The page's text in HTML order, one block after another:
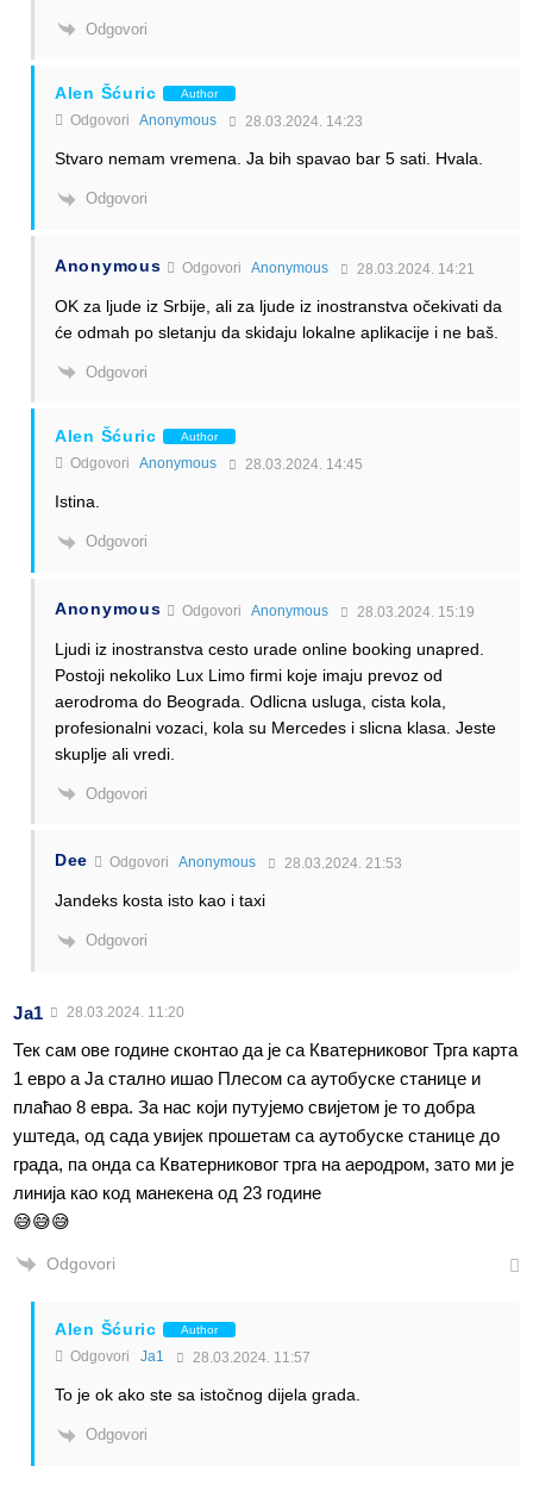
Odgovori
Alen Šćuric Author
Odgovori Anonymous 28.03.2024. 14:23
Stvaro nemam vremena. Ja bih spavao bar 5 sati. Hvala.
Odgovori
Anonymous OdgovoriAnonymous 28.03.2024. 14:21
OK za ljude iz Srbije, ali za ljude iz inostranstva očekivati da
će odmah po sletanju da skidaju lokalne aplikacije i ne baš.
Odgovori
Alen Šćuric Author
Odgovori Anonymous 28.03.2024. 14:45
Istina.
Odgovori
Anonymous OdgovoriAnonymous 28.03.2024. 15:19
Ljudi iz inostranstva cesto urade online booking unapred.
Postoji nekoliko Lux Limo firmi koje imaju prevoz od
aerodroma do Beograda. Odlicna usluga, cista kola,
profesionalni vozaci, kola su Mercedes i slicna klasa. Jeste
skuplje ali vredi.
Odgovori
Dee OdgovoriAnonymous 28.03.2024. 21:53
Jandeks kosta isto kao i taxi
Odgovori
Ја1 28.03.2024. 11:20
Тек сам ове године сконтао да је са Кватерниковог Трга карта
1 евро а Ја стално ишао Плесом са аутобуске станице и
плаћао 8 евра. За нас који путујемо свијетом је то добра
уштеда, од сада увијек прошетам са аутобуске станице до
града, па онда са Кватерниковог трга на аеродром, зато ми је
линија као код манекена од 23 године
😅😅😅
Odgovori
Alen Šćuric Author
Odgovori Ја1 28.03.2024. 11:57
To je ok ako ste sa istočnog dijela grada.
Odgovori